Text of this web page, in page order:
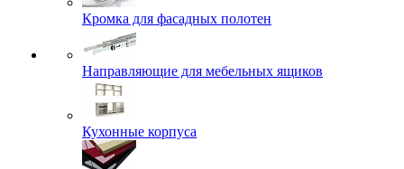
Кромка для фасадных полотен
Направляющие для мебельных ящиков
Кухонные корпуса